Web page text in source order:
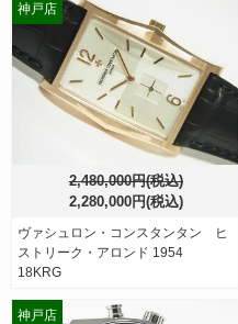
2,480,000円(税込)
2,280,000円(税込)
ヴァシュロン・コンスタンタン ヒ
ストリーク・アロンド 1954
18KRG
神戸店
神戸店